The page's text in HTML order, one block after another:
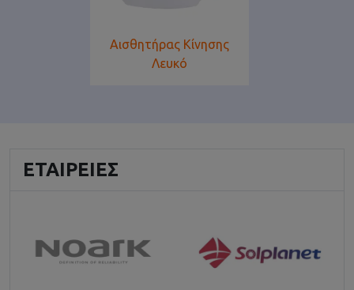
Αισθητήρας Κίνησης
Λευκό
ΕΤΑΙΡΕΊΕΣ